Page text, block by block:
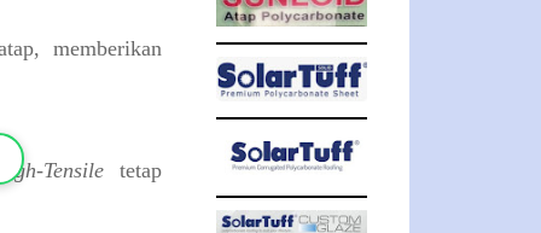
memberikan
Tensiletetap